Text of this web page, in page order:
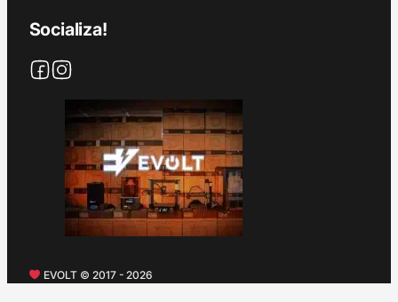
Socializa!
EVOLT © 2017 - 2026